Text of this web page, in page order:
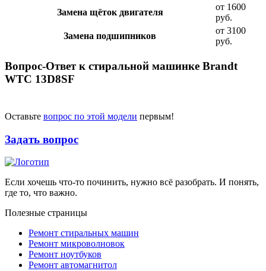
Замена щёток двигателя
от 1600
руб.
Замена подшипников
от 3100
руб.
Вопрос-Ответ к стиральной машинке Brandt
WTC 13D8SF
Оставьте вопрос по этой модели первым!
Задать вопрос
Если хочешь что-то починить, нужно всё разобрать. И понять,
где то, что важно.
Полезные страницы
Ремонт стиральных машин
Ремонт микроволновок
Ремонт ноутбуков
Ремонт автомагнитол